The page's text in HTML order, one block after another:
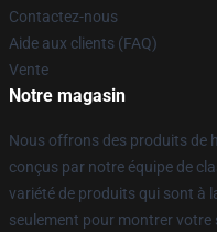
Contactez-nous
Aide aux clients (FAQ)
Vente
Notre magasin
Nous offrons des produits de
conçus par notre équipe de
variété de produits qui sont à
seulement pour montrer votre